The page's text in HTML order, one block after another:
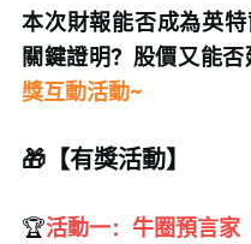
本次財報能否成為英
關鍵證明？股價又能否
獎互動活動~
🎁【有獎活動】
🏆活動一：牛圈預言家